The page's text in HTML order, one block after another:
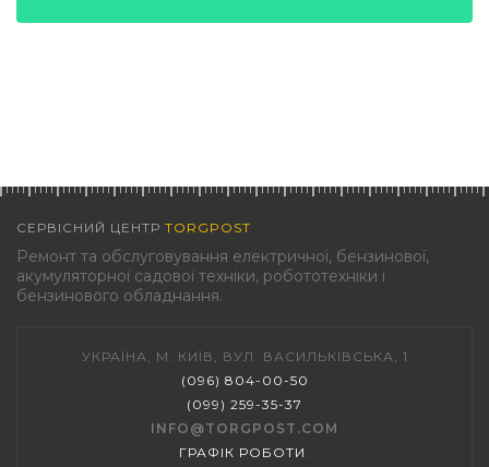
СЕРВІСНИЙ ЦЕНТР TORGPOST
Ремонт та обслуговування електричної, бензинової,
акумуляторної садової техніки, робототехніки і
бензинового обладнання.
УКРАЇНА, М. КИЇВ, ВУЛ. ВАСИЛЬКІВСЬКА, 1
(096) 804-00-50
(099) 259-35-37
INFO@TORGPOST.COM
ГРАФІК РОБОТИ :